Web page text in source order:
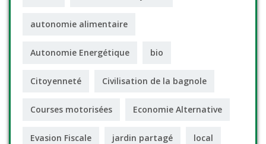
autonomie alimentaire
Autonomie Energétique bio
Citoyenneté Civilisation de la bagnole
Courses motorisées Economie Alternative
Evasion Fiscale jardin partagé local